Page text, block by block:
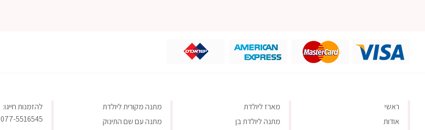
ראשי
אודות
מארז ליולדת
מתנה ליולדת בן
מתנה מקורית ליולדת
מתנה עם שם התינוק
להזמנות חייגו:
077-5516545